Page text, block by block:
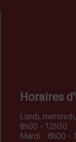
Horaires
Lundi,
8h00 - 12h30
Mardi : 8h00 -